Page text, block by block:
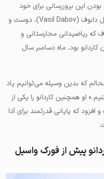
این بروزرسانی برای خود
تاکید کرد. نام این هارد فورک از نام واسیل دابوف (Vasil Dabov)، دوست و
که ریاضیدانی مجارستانی و
بود، ماه دسامبر سال
که بدین وسیله می‌توانیم یاد
او همچنین کاردانو را یکی از
که پایانی قدرتمند برای آدا
پیش از فورک واسیل